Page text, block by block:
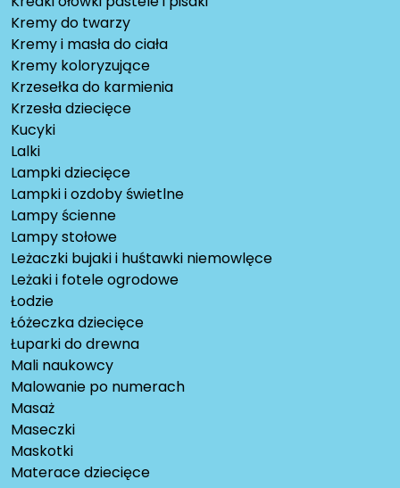
Kremy do twarzy
Kremy i masła do ciała
Kremy koloryzujące
Krzesełka do karmienia
Krzesła dziecięce
Kucyki
Lalki
Lampki dziecięce
Lampki i ozdoby świetlne
Lampy ścienne
Lampy stołowe
Leżaczki bujaki i huśtawki niemowlęce
Leżaki i fotele ogrodowe
Łodzie
Łóżeczka dziecięce
Łuparki do drewna
Mali naukowcy
Malowanie po numerach
Masaż
Maseczki
Maskotki
Materace dziecięce